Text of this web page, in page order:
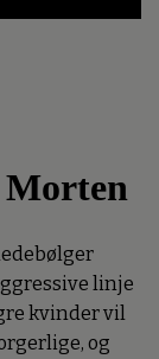
linje
kvinder vil
og